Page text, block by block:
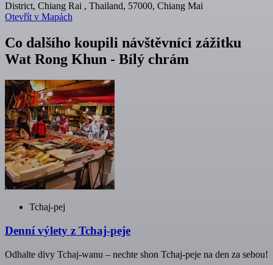
District, Chiang Rai , Thailand, 57000, Chiang Mai
Otevřít v Mapách
Co dalšího koupili návštěvníci zážitku
Wat Rong Khun - Bílý chrám
Tchaj-pej
Denní výlety z Tchaj-peje
Odhalte divy Tchaj-wanu – nechte shon Tchaj-peje na den za sebou!